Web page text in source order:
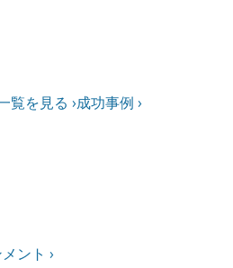
覧を見る ›成功事例 ›
ント ›